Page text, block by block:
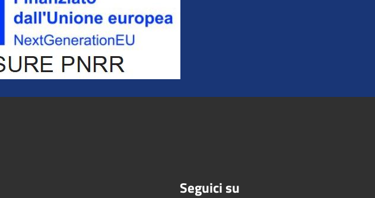
Seguici su